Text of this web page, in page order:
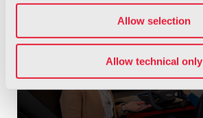
Allow selection
Allow technical only